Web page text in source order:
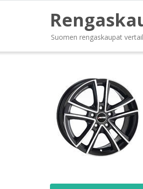
Suomen rengaskaupat